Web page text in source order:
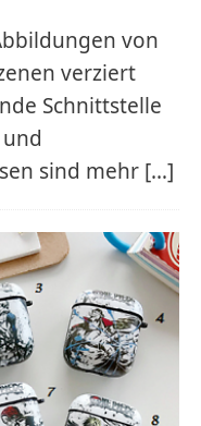
von
verziert
Schnittstelle
sind mehr […]